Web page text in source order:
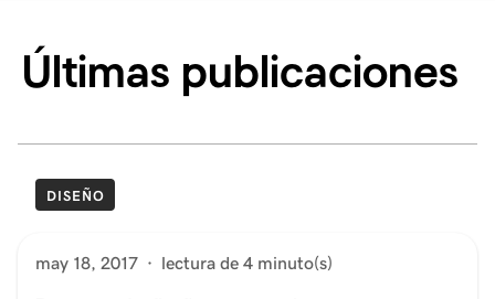
Últimas publicaciones
DISEÑO
may 18, 2017 · lectura de 4 minuto(s)